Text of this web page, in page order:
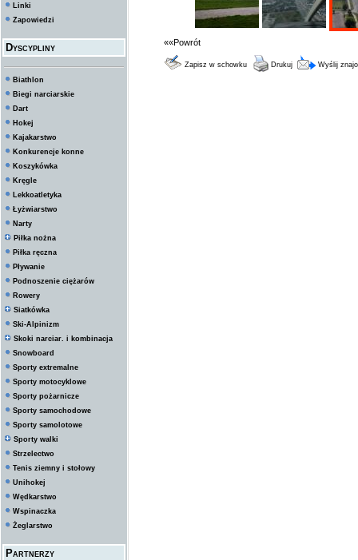
Linki
Zapowiedzi
Dyscypliny
Biathlon
Biegi narciarskie
Dart
Hokej
Kajakarstwo
Konkurencje konne
Koszykówka
Kręgle
Lekkoatletyka
Łyżwiarstwo
Narty
Piłka nożna
Piłka ręczna
Pływanie
Podnoszenie ciężarów
Rowery
Siatkówka
Ski-Alpinizm
Skoki narciar. i kombinacja
Snowboard
Sporty extremalne
Sporty motocyklowe
Sporty pożarnicze
Sporty samochodowe
Sporty samolotowe
Sporty walki
Strzelectwo
Tenis ziemny i stołowy
Unihokej
Wędkarstwo
Wspinaczka
Żeglarstwo
Partnerzy
««Powrót
Zapisz w schowku Drukuj Wyślij